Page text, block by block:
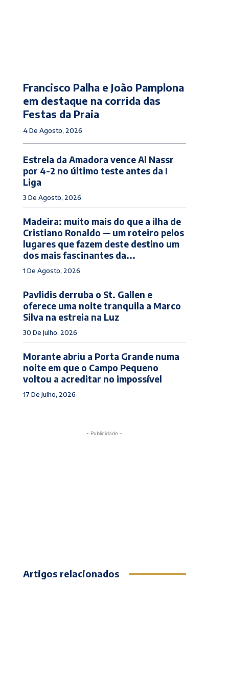
Francisco Palha e João Pamplona
em destaque na corrida das
Festas da Praia
4 De Agosto, 2026
Estrela da Amadora vence Al Nassr
por 4-2 no último teste antes da I
Liga
3 De Agosto, 2026
Madeira: muito mais do que a ilha de
Cristiano Ronaldo — um roteiro pelos
lugares que fazem deste destino um
dos mais fascinantes da...
1 De Agosto, 2026
Pavlidis derruba o St. Gallen e
oferece uma noite tranquila a Marco
Silva na estreia na Luz
30 De Julho, 2026
Morante abriu a Porta Grande numa
noite em que o Campo Pequeno
voltou a acreditar no impossível
17 De Julho, 2026
- Publicidade -
Artigos relacionados